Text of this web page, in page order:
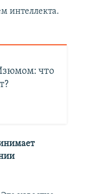
интеллекта.
что